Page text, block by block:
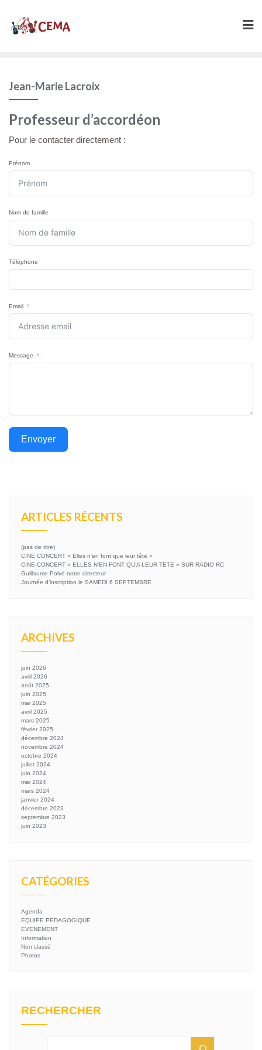
content
Jean-Marie Lacroix
Professeur d’accordéon
Pour le contacter directement :
Prénom
Nom de famille
Téléphone
Email
Message
Envoyer
ARTICLES RÉCENTS
(pas de titre)
CINE CONCERT « Elles n’en font que leur tête »
CINE-CONCERT « ELLES N’EN FONT QU’A LEUR TETE » SUR RADIO RC
Guillaume Polvé notre directeur
Journée d’inscription le SAMEDI 6 SEPTEMBRE
ARCHIVES
juin 2026
avril 2026
août 2025
juin 2025
mai 2025
avril 2025
mars 2025
février 2025
décembre 2024
novembre 2024
octobre 2024
juillet 2024
juin 2024
mai 2024
mars 2024
janvier 2024
décembre 2023
septembre 2023
juin 2023
CATÉGORIES
Agenda
EQUIPE PEDAGOGIQUE
EVENEMENT
Information
Non classé
Photos
RECHERCHER